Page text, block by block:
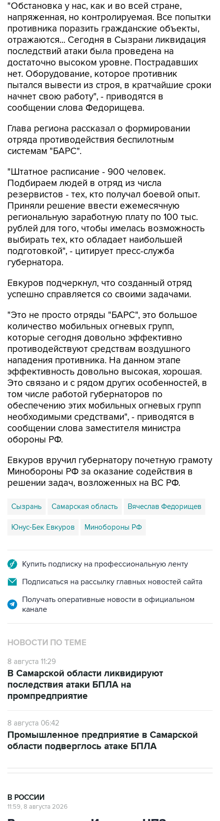
"Обстановка у нас, как и во всей стране,
напряженная, но контролируемая. Все попытки
противника поразить гражданские объекты,
отражаются... Сегодня в Сызрани ликвидация
последствий атаки была проведена на
достаточно высоком уровне. Пострадавших
нет. Оборудование, которое противник
пытался вывести из строя, в кратчайшие сроки
начнет свою работу", - приводятся в
сообщении слова Федорищева.
Глава региона рассказал о формировании
отряда противодействия беспилотным
системам "БАРС".
"Штатное расписание - 900 человек.
Подбираем людей в отряд из числа
резервистов - тех, кто получал боевой опыт.
Приняли решение ввести ежемесячную
региональную заработную плату по 100 тыс.
рублей для того, чтобы имелась возможность
выбирать тех, кто обладает наибольшей
подготовкой", - цитирует пресс-служба
губернатора.
Евкуров подчеркнул, что созданный отряд
успешно справляется со своими задачами.
"Это не просто отряды "БАРС", это большое
количество мобильных огневых групп,
которые сегодня довольно эффективно
противодействуют средствам воздушного
нападения противника. На данном этапе
эффективность довольно высокая, хорошая.
Это связано и с рядом других особенностей, в
том числе работой губернаторов по
обеспечению этих мобильных огневых групп
необходимыми средствами", - приводятся в
сообщении слова заместителя министра
обороны РФ.
Евкуров вручил губернатору почетную грамоту
Минобороны РФ за оказание содействия в
решении задач, возложенных на ВС РФ.
Сызрань Самарская область Вячеслав Федорищев
Юнус-Бек Евкуров Минобороны РФ
Купить подписку на профессиональную ленту
Подписаться на рассылку главных новостей сайта
Получать оперативные новости в официальном
канале
НОВОСТИ ПО ТЕМЕ
8 августа 11:29
В Самарской области ликвидируют
последствия атаки БПЛА на
промпредприятие
8 августа 06:42
Промышленное предприятие в Самарской
области подверглось атаке БПЛА
В РОССИИ
11:59, 8 августа 2026